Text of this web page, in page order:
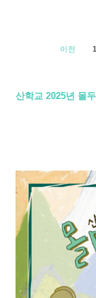
이전 1
산학교 2025년 몰